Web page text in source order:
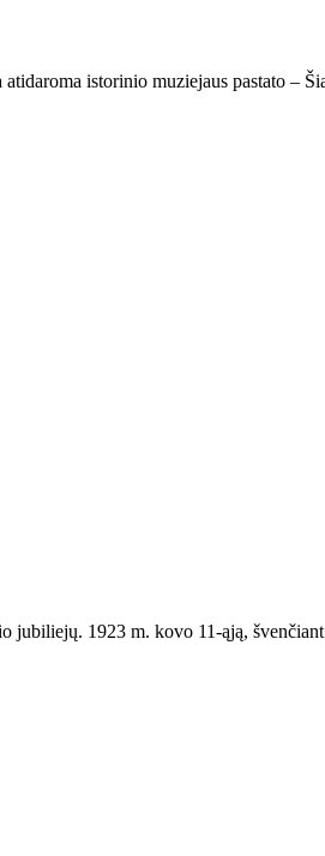
istorinio muziejaus pastato –
1923 m. kovo 11-ąją,